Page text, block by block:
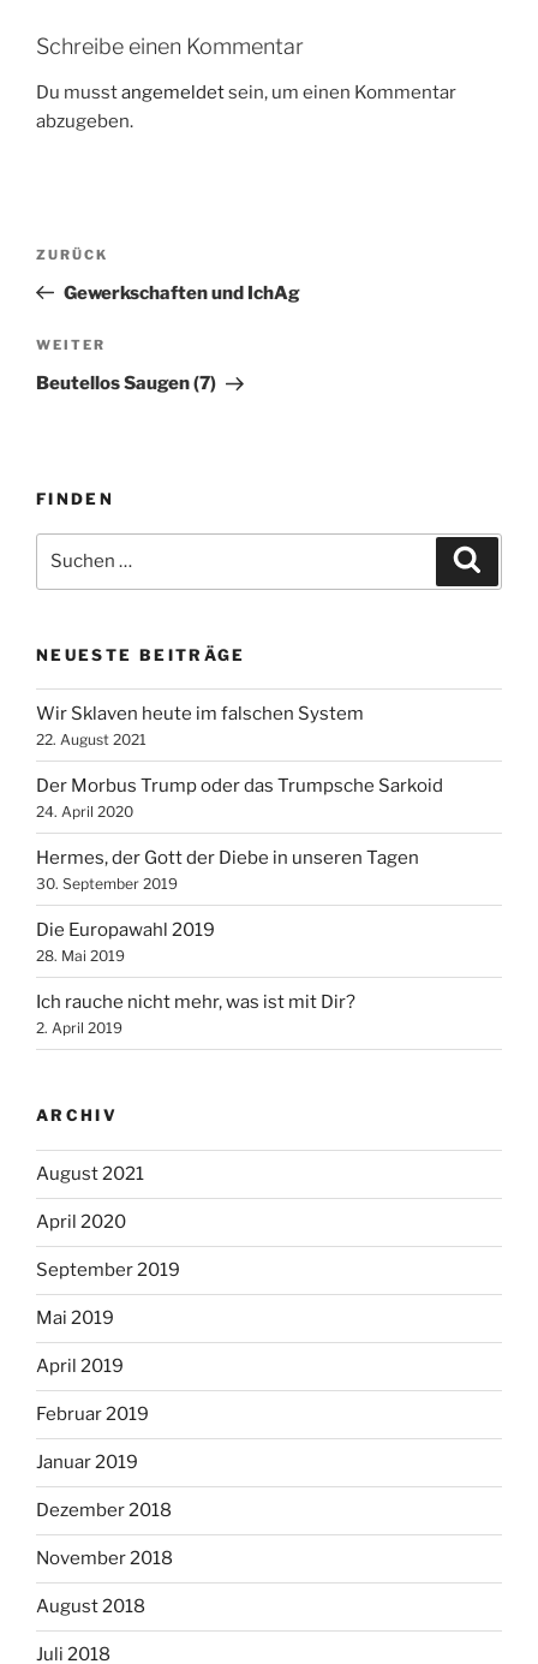
Schreibe einen Kommentar
Du musstangemeldetsein, um einen Kommentar
abzugeben.
Beitragsnavigation
Vorheriger
Beitrag
ZURÜCK
Gewerkschaften und IchAg
Nächster
Beitrag
WEITER
Beutellos Saugen (7)
FINDEN
nach:
NEUESTE BEITRÄGE
Wir Sklaven heute im falschen System
22. August 2021
Der Morbus Trump oder das Trumpsche Sarkoid
24. April 2020
Hermes, der Gott der Diebe in unseren Tagen
30. September 2019
Die Europawahl 2019
28. Mai 2019
Ich rauche nicht mehr, was ist mit Dir?
2. April 2019
ARCHIV
August 2021
April 2020
September 2019
Mai 2019
April 2019
Februar 2019
Januar 2019
Dezember 2018
November 2018
August 2018
Juli 2018